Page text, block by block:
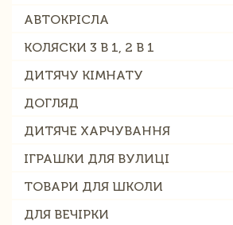
АВТОКРІСЛА
КОЛЯСКИ 3 В 1, 2 В 1
ДИТЯЧУ КІМНАТУ
ДОГЛЯД
ДИТЯЧЕ ХАРЧУВАННЯ
ІГРАШКИ ДЛЯ ВУЛИЦІ
ТОВАРИ ДЛЯ ШКОЛИ
ДЛЯ ВЕЧІРКИ